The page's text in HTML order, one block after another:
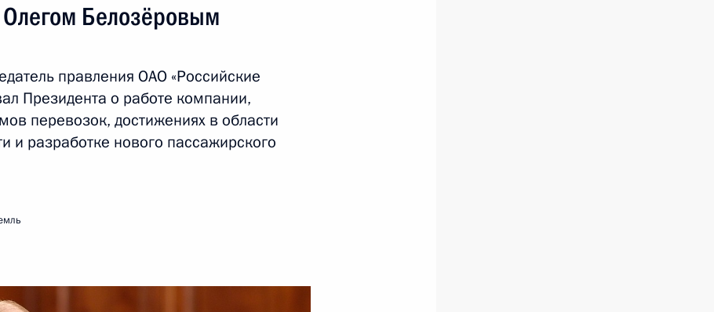
Подписаться на ленту
Белозёровым
правления ОАО «Российские
Президента о работе компании,
перевозок, достижениях в области
и разработке нового пассажирского